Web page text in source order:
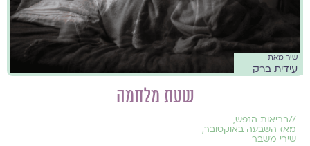
שיר מאת
עידית ברק
שעת מלחמה
//בריאות הנפש,
מאז השבעה באוקטובר,
שירי משבר